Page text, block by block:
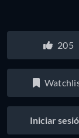
205
Iniciar